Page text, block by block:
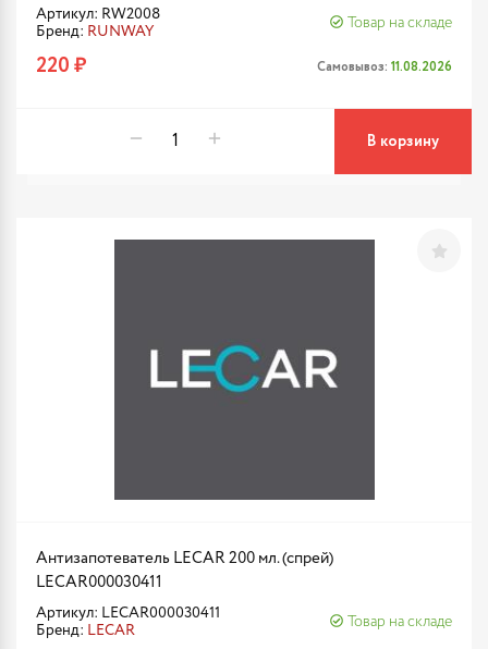
Артикул: RW2008
Бренд: RUNWAY
Товар на складе
220 ₽ Самовывоз: 11.08.2026
В корзину
Антизапотеватель LECAR 200 мл. (спрей)
LECAR000030411
Артикул: LECAR000030411
Бренд: LECAR
Товар на складе